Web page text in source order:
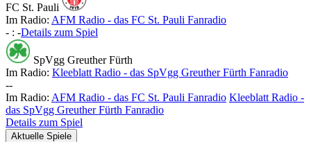
FC St. Pauli
Im Radio: AFM Radio - das FC St. Pauli Fanradio
- : -Details zum Spiel
SpVgg Greuther Fürth
Im Radio: Kleeblatt Radio - das SpVgg Greuther Fürth Fanradio
--
Im Radio: AFM Radio - das FC St. Pauli Fanradio Kleeblatt Radio -
das SpVgg Greuther Fürth Fanradio
Details zum Spiel
Aktuelle Spiele